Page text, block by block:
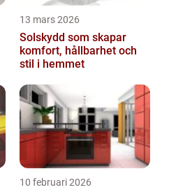
13 mars 2026
Solskydd som skapar
komfort, hållbarhet och
stil i hemmet
10 februari 2026